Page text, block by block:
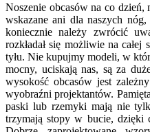
Noszenie obcasów na co
wskazane ani dla naszych
koniecznie należy zwrócić
rozkładał się możliwie na
tyłu. Nie kupujmy modeli, w
mocny, uciskają nas, są za
wysokość obcasów jest
wyobraźni projektantów.
paski lub rzemyki mają nie
trzymają stopy w bucie, dzięki